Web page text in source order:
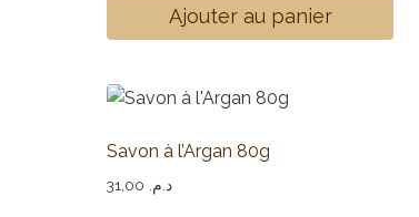
Ajouter au panier
Savon à l’Argan 80g
د.م.